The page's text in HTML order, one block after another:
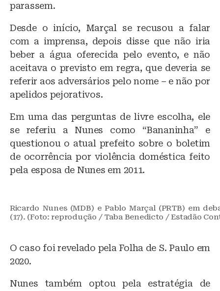
parassem.
Desde o início, Marçal se recusou a falar
com a imprensa, depois disse que não iria
beber a água oferecida pelo evento, e não
aceitava o previsto em regra, que deveria se
referir aos adversários pelo nome – e não por
apelidos pejorativos.
Em uma das perguntas de livre escolha, ele
se referiu a Nunes como “Bananinha” e
questionou o atual prefeito sobre o boletim
de ocorrência por violência doméstica feito
pela esposa de Nunes em 2011.
Ricardo Nunes (MDB) e Pablo Marçal (PRTB) em
(17). (Foto: reprodução / Taba Benedicto / Estadão
O caso foi revelado pela Folha de S. Paulo em
2020.
Nunes também optou pela estratégia de